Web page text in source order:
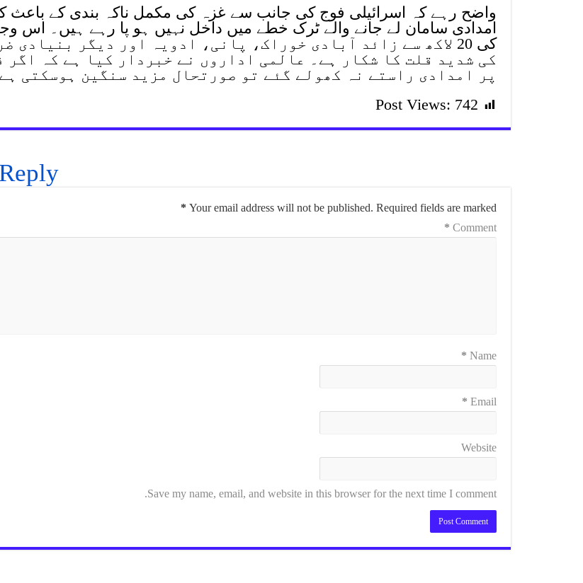
واضح رہے کہ اسرائیلی فوج کی جانب سے غزہ کی مکمل ناکہ بندی کے باعث
امدادی سامان لے جانے والے ٹرک خطے میں داخل نہیں ہو پا رہے ہیں۔ اس
کی 20 لاکھ سے زائد آبادی خوراک، پانی، ادویہ اور دیگر بنیادی
کی شدید قلت کا شکار ہے۔ عالمی اداروں نے خبردار کیا ہے کہ اگر
پر امدادی راستے نہ کھولے گئے تو صورتحال مزید سنگین ہوسکتی
Post Views: 742
Your email address will not be published. Required fields are marked
*
Comment
*
Name
*
Email
*
Website
Save my name, email, and website in this browser for the next time I comment.